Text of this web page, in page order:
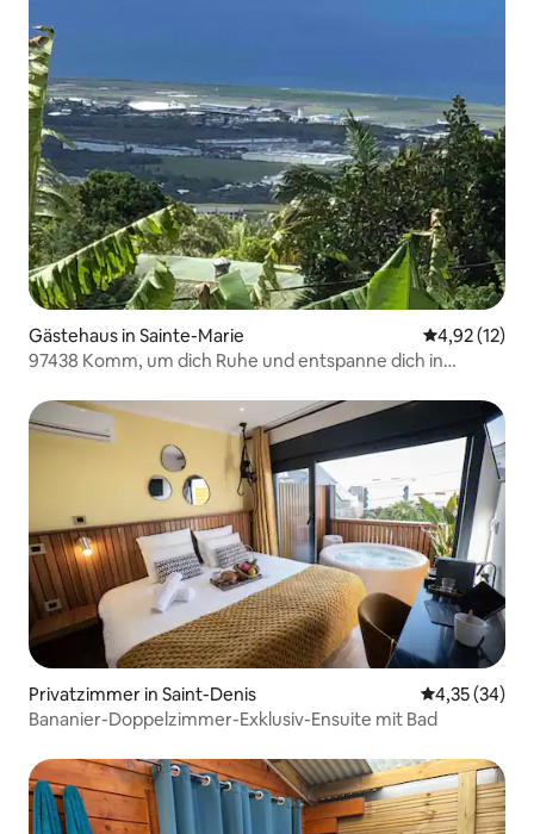
Gästehaus in Sainte-Marie
4,92 (12)
97438 Komm, um dich Ruhe und entspanne dich in
Privatzimmer in Saint-Denis
4,35 (34)
Bananier-Doppelzimmer-Exklusiv-Ensuite mit Bad